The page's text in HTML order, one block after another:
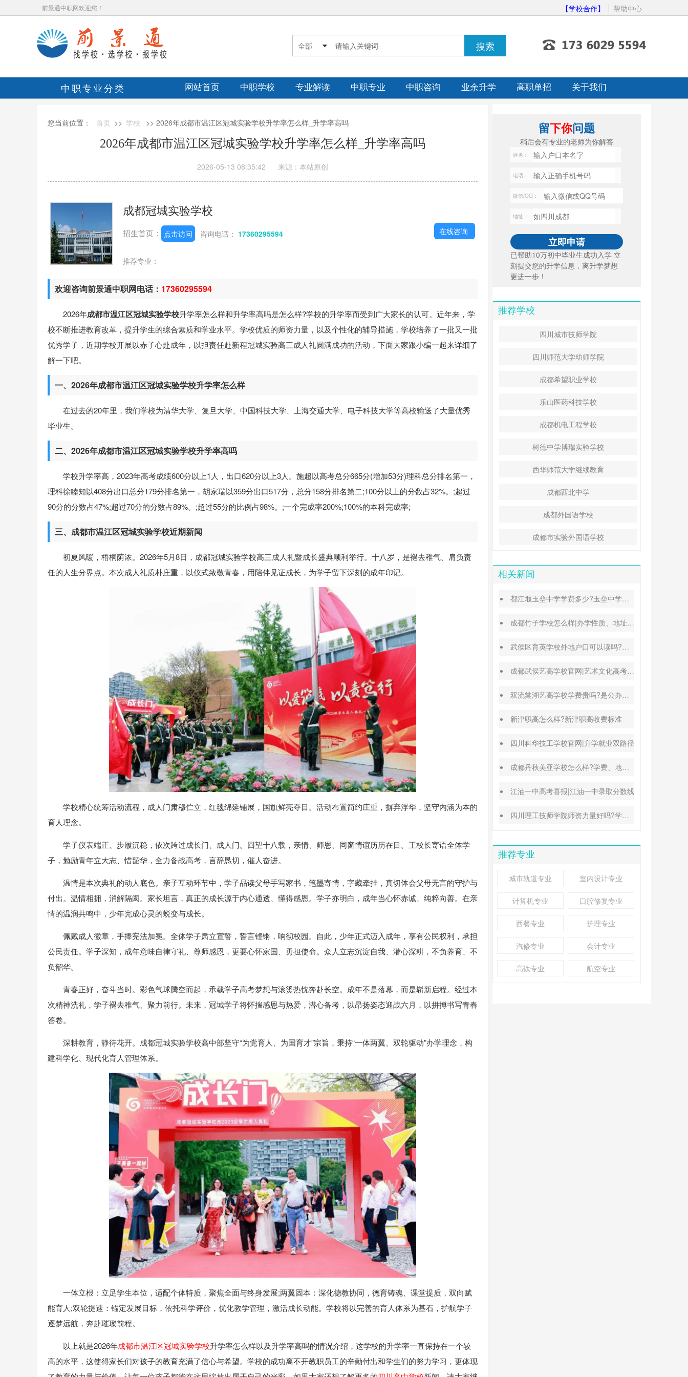
前景通中职网欢迎您！ 【学校合作】 帮助中心
中职专业分类 网站首页 中职学校 专业解读 中职专业 中职咨询 业余升学 高职单招 关于我们
您当前位置： 首页 >> 学校 >> 2026年成都市温江区冠城实验学校升学率怎么样_升学率高吗
2026年成都市温江区冠城实验学校升学率怎么样_升学率高吗
2026-05-13 08:35:42 来源：本站原创
成都冠城实验学校
招生首页： 点击访问 咨询电话： 17360295594
推荐专业：
在线咨询
欢迎咨询前景通中职网电话： 17360295594
2026年成都市温江区冠城实验学校升学率怎么样和升学率高吗是怎么样?学校的升学率而受到广大家长的认可。近年来，学
校不断推进教育改革，提升学生的综合素质和学业水平。学校优质的师资力量，以及个性化的辅导措施，学校培养了一批又一批
优秀学子，近期学校开展以赤子心赴成年，以担责任赴新程冠城实验高三成人礼圆满成功的活动，下面大家跟小编一起来详细了
解一下吧。
一、2026年成都市温江区冠城实验学校升学率怎么样
在过去的20年里，我们学校为清华大学、复旦大学、中国科技大学、上海交通大学、电子科技大学等高校输送了大量优秀
毕业生。
二、2026年成都市温江区冠城实验学校升学率高吗
学校升学率高，2023年高考成绩600分以上1人，出口620分以上3人。施超以高考总分665分(增加53分)理科总分排名第一，
理科徐睦知以408分出口总分179分排名第一，胡家瑞以359分出口517分，总分158分排名第二;100分以上的分数占32%。;超过
90分的分数占47%;超过70分的分数占89%。;超过55分的比例占98%。;一个完成率200%;100%的本科完成率;
三、成都市温江区冠城实验学校近期新闻
初夏风暖，梧桐荫浓。2026年5月8日，成都冠城实验学校高三成人礼暨成长盛典顺利举行。十八岁，是褪去稚气、肩负责
任的人生分界点。本次成人礼质朴庄重，以仪式致敬青春，用陪伴见证成长，为学子留下深刻的成年印记。
学校精心统筹活动流程，成人门肃穆伫立，红毯绵延铺展，国旗鲜亮夺目。活动布置简约庄重，摒弃浮华，坚守内涵为本的
育人理念。
学子仪表端正、步履沉稳，依次跨过成长门、成人门。回望十八载，亲情、师恩、同窗情谊历历在目。王校长寄语全体学
子，勉励青年立大志、惜韶华，全力备战高考，言辞恳切，催人奋进。
温情是本次典礼的动人底色。亲子互动环节中，学子品读父母手写家书，笔墨寄情，字藏牵挂，真切体会父母无言的守护与
付出。温情相拥，消解隔阂。家长坦言，真正的成长源于内心通透、懂得感恩。学子亦明白，成年当心怀赤诚、纯粹向善。在亲
情的温润共鸣中，少年完成心灵的蜕变与成长。
佩戴成人徽章，手捧宪法加冕。全体学子肃立宣誓，誓言铿锵，响彻校园。自此，少年正式迈入成年，享有公民权利，承担
公民责任。学子深知，成年意味自律守礼、尊师感恩，更要心怀家国、勇担使命。众人立志沉淀自我、潜心深耕，不负养育、不
负韶华。
青春正好，奋斗当时。彩色气球腾空而起，承载学子高考梦想与滚烫热忱奔赴长空。成年不是落幕，而是崭新启程。经过本
次精神洗礼，学子褪去稚气、聚力前行。未来，冠城学子将怀揣感恩与热爱，潜心备考，以昂扬姿态迎战六月，以拼搏书写青春
答卷。
深耕教育，静待花开。成都冠城实验学校高中部坚守“为党育人、为国育才”宗旨，秉持“一体两翼、双轮驱动”办学理念，构
建科学化、现代化育人管理体系。
一体立根：立足学生本位，适配个体特质，聚焦全面与终身发展;两翼固本：深化德教协同，德育铸魂、课堂提质，双向赋
能育人;双轮提速：锚定发展目标，依托科学评价，优化教学管理，激活成长动能。学校将以完善的育人体系为基石，护航学子
逐梦远航，奔赴璀璨前程。
以上就是2026年成都市温江区冠城实验学校升学率怎么样以及升学率高吗的情况介绍，这学校的升学率一直保持在一个较
高的水平，这使得家长们对孩子的教育充满了信心与希望。学校的成功离不开教职员工的辛勤付出和学生们的努力学习，更体现
留下你问题
稍后会有专业的老师为你解答
姓名：
电话：
微信/QQ：
地址：
已帮助10万初中毕业生成功入学 立
刻提交您的升学信息，离升学梦想
更进一步！
推荐学校
四川城市技师学院
四川师范大学幼师学院
成都希望职业学校
乐山医药科技学校
成都机电工程学校
树德中学博瑞实验学校
西华师范大学继续教育
成都西北中学
成都外国语学校
成都市实验外国语学校
相关新闻
都江堰玉垒中学学费多少?玉垒中学录取分数线
成都竹子学校怎么样|办学性质、地址、学费汇总
武侯区育英学校外地户口可以读吗?转学插班条件
成都武侯艺高学校官网|艺术文化高考班能高考吗
双流棠湖艺高学校学费贵吗?是公办还是民办
新津职高怎么样?新津职高收费标准
四川科华技工学校官网|升学就业双路径
成都丹秋美亚学校怎么样?学费、地址、办学特色汇总
江油一中高考喜报|江油一中录取分数线
四川理工技师学院师资力量好吗?学校地址在哪里
推荐专业
城市轨道专业 室内设计专业
计算机专业 口腔修复专业
西餐专业 护理专业
汽修专业 会计专业
高铁专业 航空专业